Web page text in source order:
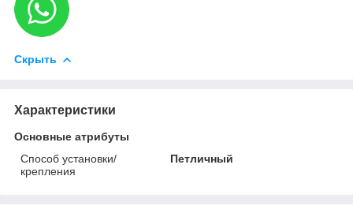
Скрыть
Характеристики
Основные атрибуты
Способ установки/
крепления
Петличный